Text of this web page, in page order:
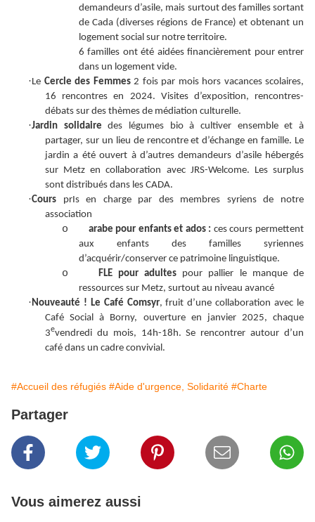
demandeurs d’asile, mais surtout des familles sortant
de Cada (diverses régions de France) et obtenant un
logement social sur notre territoire.
6 familles ont été aidées financièrement pour entrer
dans un logement vide.
·Le Cercle des Femmes2 fois par mois hors vacances scolaires,
16 rencontres en 2024. Visites d’exposition, rencontres-
débats sur des thèmes de médiation culturelle.
·Jardin solidaire des légumes bio à cultiver ensemble et à
partager, sur un lieu de rencontre et d’échange en famille. Le
jardin a été ouvert à d’autres demandeurs d’asile hébergés
sur Metz en collaboration avec JRS-Welcome. Les surplus
sont distribués dans les CADA.
·Cours prIs en charge par des membres syriens de notre
association
o arabe pour enfants et ados : ces cours permettent
aux enfants des familles syriennes
d’acquérir/conserver ce patrimoine linguistique.
o FLE pour adultes pour pallier le manque de
ressources sur Metz, surtout au niveau avancé
·Nouveauté ! Le Café Comsyr, fruit d’une collaboration avec le
Café Social à Borny, ouverture en janvier 2025, chaque
3evendredi du mois, 14h-18h. Se rencontrer autour d’un
café dans un cadre convivial.
#Accueil des réfugiés #Aide d'urgence, Solidarité #Charte
Partager
Vous aimerez aussi